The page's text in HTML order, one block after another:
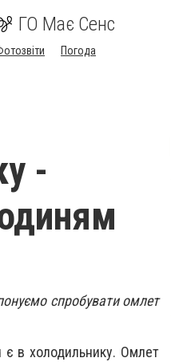
ГО Має Сенс
Погода
-
спробувати омлет
є в холодильнику. Омлет